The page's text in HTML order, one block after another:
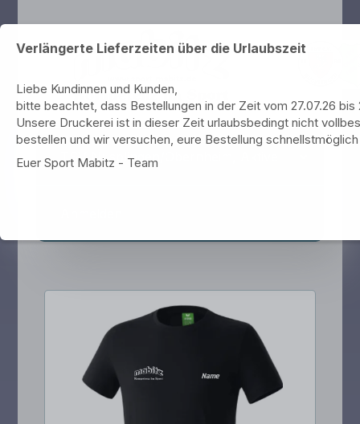
TSV Nusplingen/Obernheim, Aktive
Verlängerte Lieferzeiten über die Urlaubszeit
Liebe Kundinnen und Kunden,
bitte beachtet, dass Bestellungen in der Zeit vom 27.07.26
Unsere Druckerei ist in dieser Zeit urlaubsbedingt nicht
bestellen und wir versuchen, eure Bestellung
Euer Sport Mabitz - Team